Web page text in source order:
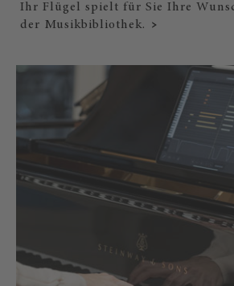
Ihr Flügel spielt für Sie Ihre
der Musikbibliothek.